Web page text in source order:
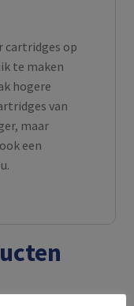
cartridges op
te maken
hogere
van
maar
een